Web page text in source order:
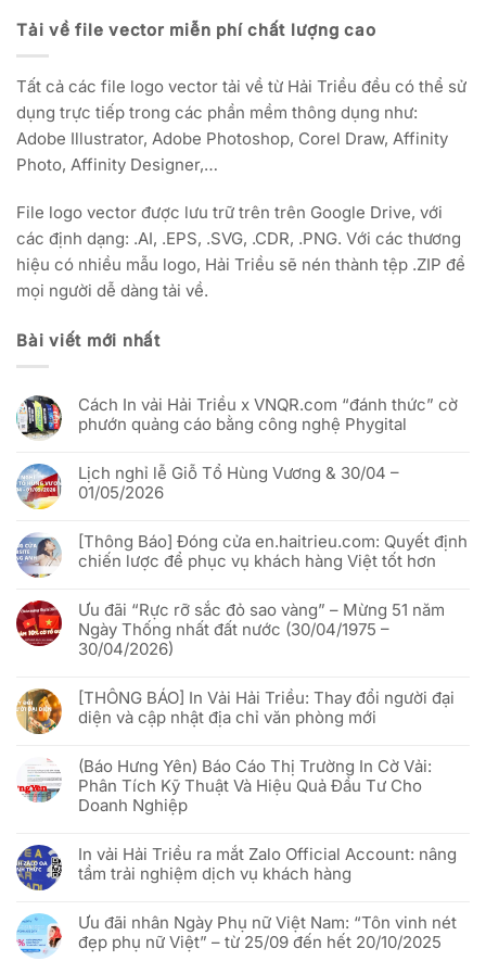
Tải về file vector miễn phí chất lượng cao
Tất cả các file logo vector tải về từ Hải Triều đều có thể sử
dụng trực tiếp trong các phần mềm thông dụng như:
Adobe Illustrator, Adobe Photoshop, Corel Draw, Affinity
Photo, Affinity Designer,…
File logo vector được lưu trữ trên trên Google Drive, với
các định dạng: .AI, .EPS, .SVG, .CDR, .PNG. Với các thương
hiệu có nhiều mẫu logo, Hải Triều sẽ nén thành tệp .ZIP để
mọi người dễ dàng tải về.
Bài viết mới nhất
Cách In vải Hải Triều x VNQR.com “đánh thức” cờ
phướn quảng cáo bằng công nghệ Phygital
bình
luận
ở
vải
Hải
Triều
“đánh
thức”
cờ
phướn
quảng
công
nghệ
Phygital
Lịch nghỉ lễ Giỗ Tổ Hùng Vương & 30/04 –
01/05/2026
bình
luận
ở
lễ
Giỗ
Tổ
Hùng
Vương
–
01/05/2026
[Thông Báo] Đóng cửa en.haitrieu.com: Quyết định
chiến lược để phục vụ khách hàng Việt tốt hơn
bình
luận
ở
[Thông
Báo]
en.haitrieu.com:
Quyết
định
để
phục
vụ
khách
hàng
hơn
Ưu đãi “Rực rỡ sắc đỏ sao vàng” – Mừng 51 năm
Ngày Thống nhất đất nước (30/04/1975 –
30/04/2026)
bình
luận
ở
“Rực
rỡ
sắc
đỏ
sao
Mừng
51
năm
nhất
đất
nước
(30/04/1975
[THÔNG BÁO] In Vải Hải Triều: Thay đổi người đại
diện và cập nhật địa chỉ văn phòng mới
bình
luận
ở
[THÔNG
BÁO]
Hải
Triều:
Thay
đại
diện
và
(Báo Hưng Yên) Báo Cáo Thị Trường In Cờ Vải:
Phân Tích Kỹ Thuật Và Hiệu Quả Đầu Tư Cho
Doanh Nghiệp
bình
luận
ở
Yên)
Báo
Cáo
Thị
In vải Hải Triều ra mắt Zalo Official Account: nâng
tầm trải nghiệm dịch vụ khách hàng
bình
luận
ở
Ưu đãi nhân Ngày Phụ nữ Việt Nam: “Tôn vinh nét
đẹp phụ nữ Việt” – từ 25/09 đến hết 20/10/2025